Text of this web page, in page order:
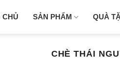
CHỦ SẢN PHẨM QUÀ
CHÈ THÁI